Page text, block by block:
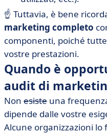
☝️ Tuttavia, è bene
marketing completo
componenti, poiché
vostre prestazioni.
Quando è
audit di
Non esiste una
dipende dalle vostre
Alcune organizzazioni